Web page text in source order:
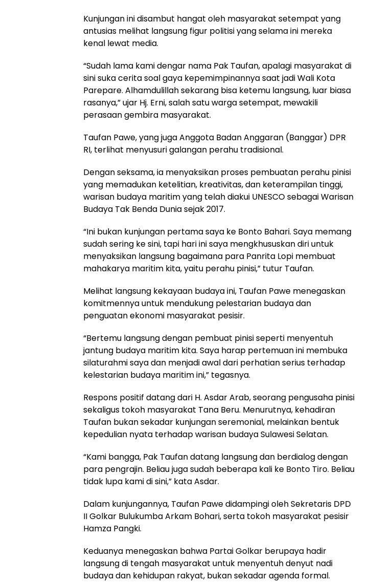
Kunjungan ini disambut hangat oleh masyarakat setempat yang
antusias melihat langsung figur politisi yang selama ini mereka
kenal lewat media.
“Sudah lama kami dengar nama Pak Taufan, apalagi masyarakat di
sini suka cerita soal gaya kepemimpinannya saat jadi Wali Kota
Parepare. Alhamdulillah sekarang bisa ketemu langsung, luar biasa
rasanya,” ujar Hj. Erni, salah satu warga setempat, mewakili
perasaan gembira masyarakat.
Taufan Pawe, yang juga Anggota Badan Anggaran (Banggar) DPR
RI, terlihat menyusuri galangan perahu tradisional.
Dengan seksama, ia menyaksikan proses pembuatan perahu pinisi
yang memadukan ketelitian, kreativitas, dan keterampilan tinggi,
warisan budaya maritim yang telah diakui UNESCO sebagai Warisan
Budaya Tak Benda Dunia sejak 2017.
“Ini bukan kunjungan pertama saya ke Bonto Bahari. Saya memang
sudah sering ke sini, tapi hari ini saya mengkhususkan diri untuk
menyaksikan langsung bagaimana para Panrita Lopi membuat
mahakarya maritim kita, yaitu perahu pinisi,” tutur Taufan.
Melihat langsung kekayaan budaya ini, Taufan Pawe menegaskan
komitmennya untuk mendukung pelestarian budaya dan
penguatan ekonomi masyarakat pesisir.
“Bertemu langsung dengan pembuat pinisi seperti menyentuh
jantung budaya maritim kita. Saya harap pertemuan ini membuka
silaturahmi saya dan menjadi awal dari perhatian serius terhadap
kelestarian budaya maritim ini,” tegasnya.
Respons positif datang dari H. Asdar Arab, seorang pengusaha pinisi
sekaligus tokoh masyarakat Tana Beru. Menurutnya, kehadiran
Taufan bukan sekadar kunjungan seremonial, melainkan bentuk
kepedulian nyata terhadap warisan budaya Sulawesi Selatan.
“Kami bangga, Pak Taufan datang langsung dan berdialog dengan
para pengrajin. Beliau juga sudah beberapa kali ke Bonto Tiro. Beliau
tidak lupa kami di sini,” kata Asdar.
Dalam kunjungannya, Taufan Pawe didampingi oleh Sekretaris DPD
II Golkar Bulukumba Arkam Bohari, serta tokoh masyarakat pesisir
Hamza Pangki.
Keduanya menegaskan bahwa Partai Golkar berupaya hadir
langsung di tengah masyarakat untuk menyentuh denyut nadi
budaya dan kehidupan rakyat, bukan sekadar agenda formal.